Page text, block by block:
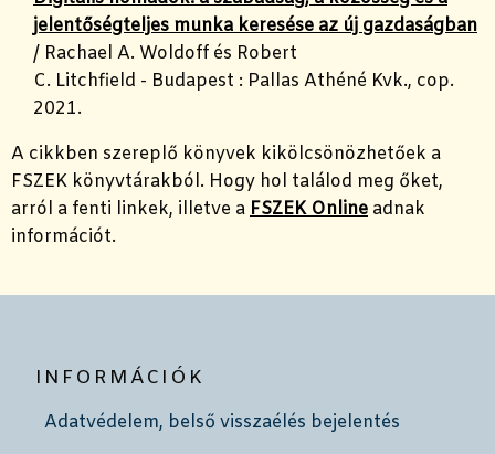
jelentőségteljes munka keresése az új gazdaságban
/ Rachael A. Woldoff és Robert
C. Litchfield - Budapest : Pallas Athéné Kvk., cop.
2021.
A cikkben szereplő könyvek kikölcsönözhetőek a
FSZEK könyvtárakból. Hogy hol találod meg őket,
arról a fenti linkek, illetve aFSZEK Online adnak
információt.
INFORMÁCIÓK
Adatvédelem, belső visszaélés bejelentés